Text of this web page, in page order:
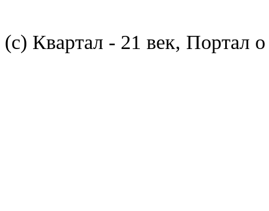
(с) Квартал - 21 век, Портал